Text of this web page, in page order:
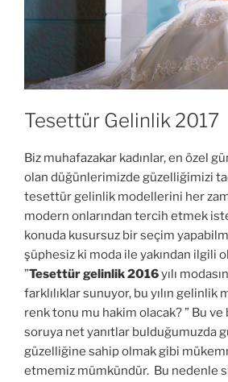
Tesettür Gelinlik 2017
Biz muhafazakar kadınlar, en özel
olan düğünlerimizde güzelliğimizi
tesettür gelinlik modellerini her
modern onlarından tercih etmek
konuda kusursuz bir seçim
şüphesiz ki moda ile yakından ilgili
”Tesettür gelinlik 2016yılı
farklılıklar sunuyor, bu yılın
renk tonu mu hakim olacak? ” Bu
soruya net yanıtlar bulduğumuzda
güzelliğine sahip olmak gibi
etmemiz mümkündür. Bu nedenle